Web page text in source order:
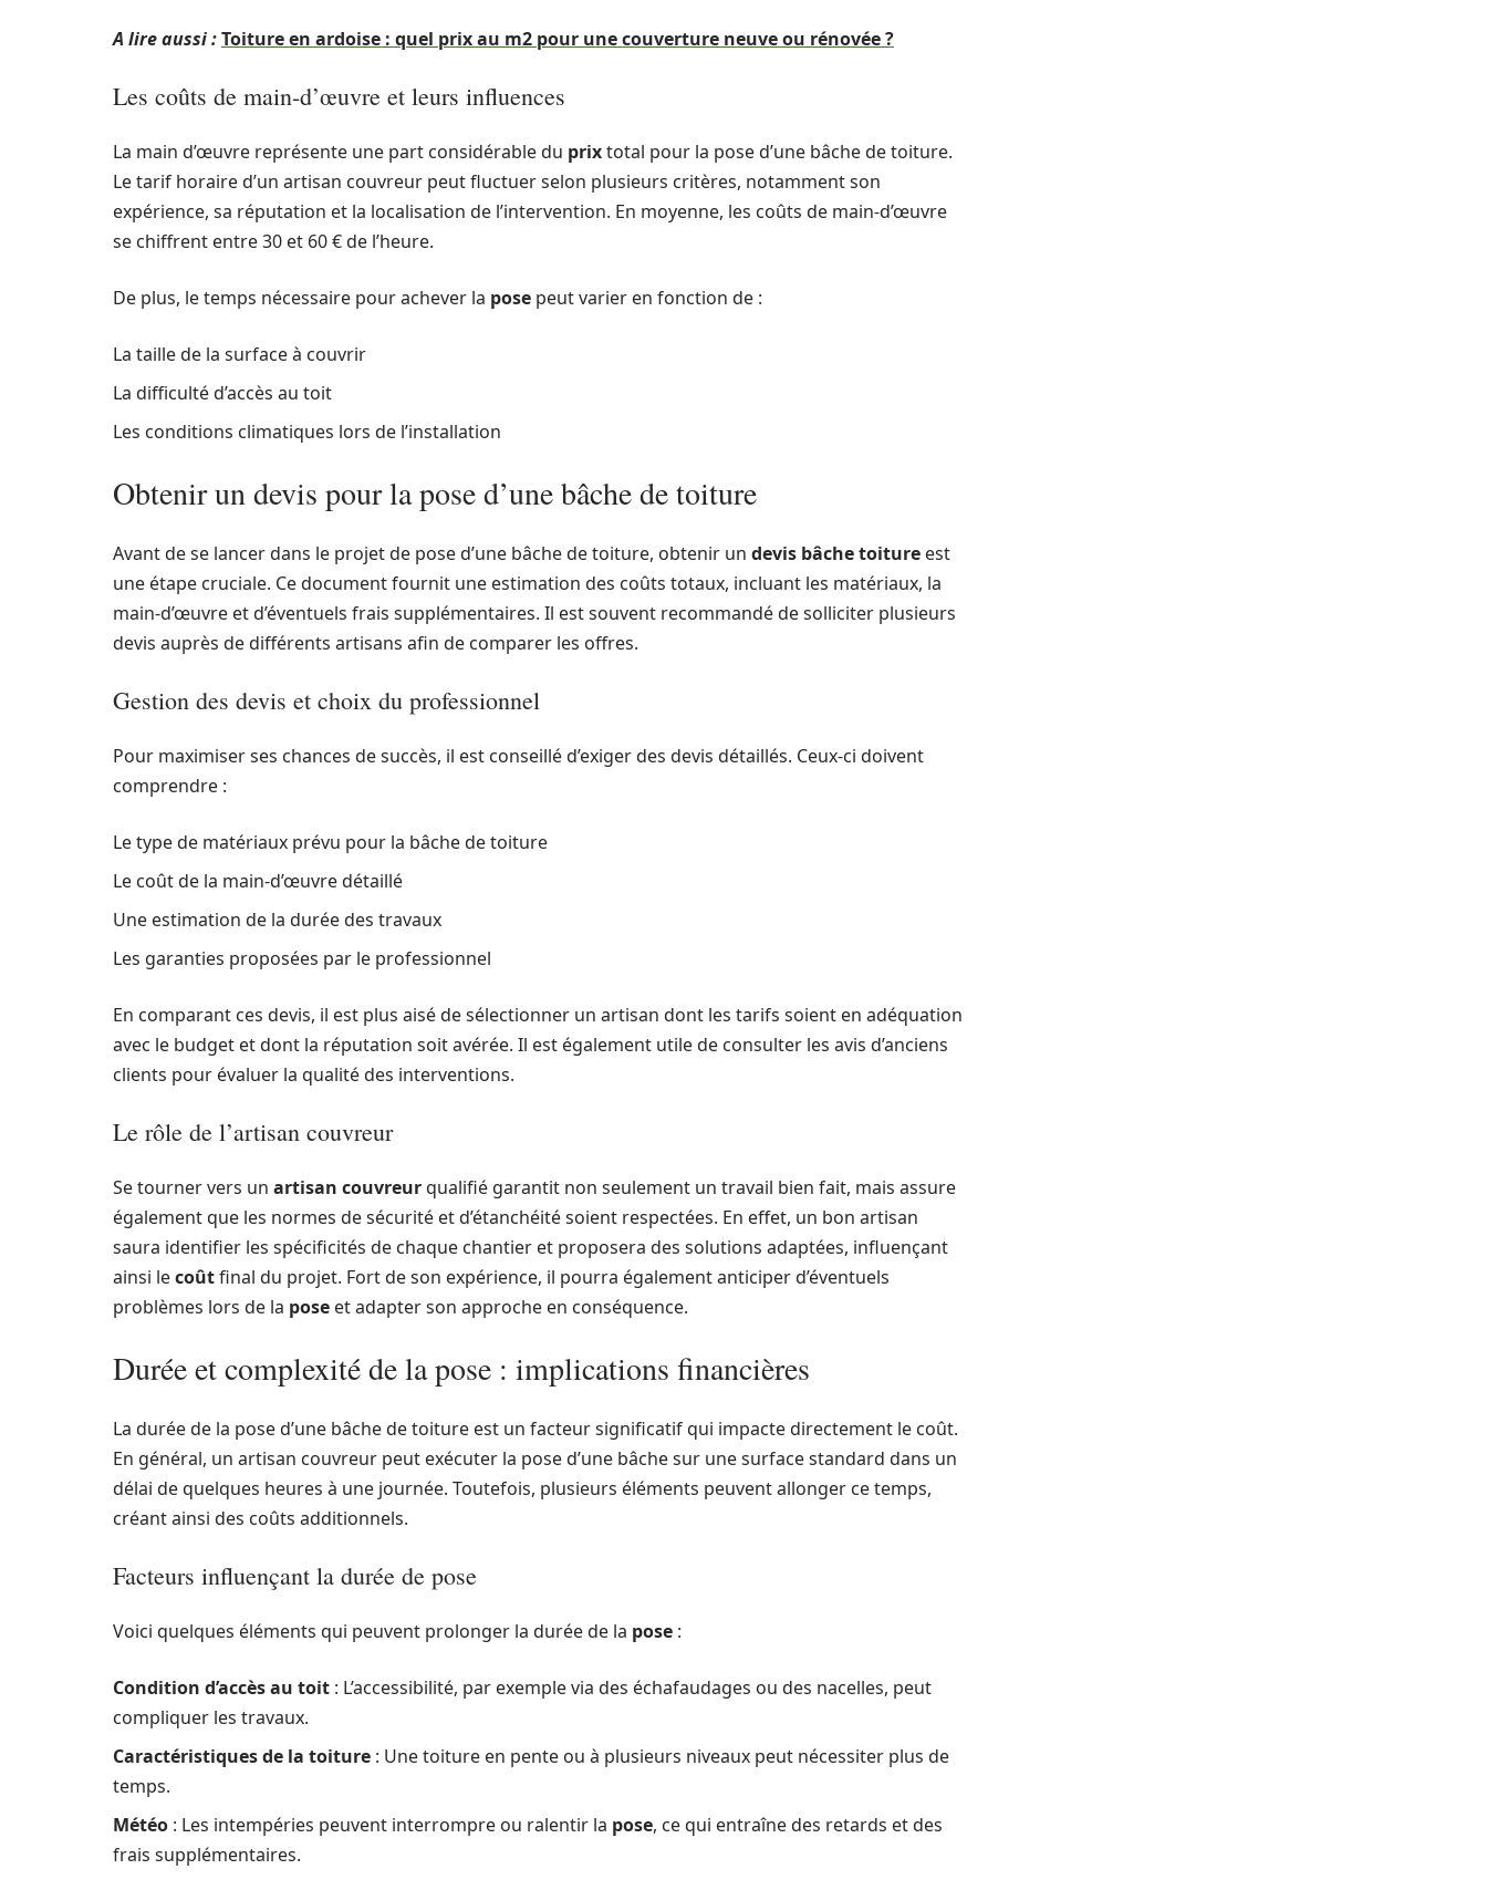
A lire aussi :Toiture en ardoise : quel prix au m2 pour une couverture neuve ou rénovée ?
Les coûts de main-d’œuvre et leurs influences
La main d’œuvre représente une part considérable du prixtotal pour la pose d’une bâche de toiture.
Le tarif horaire d’un artisan couvreur peut fluctuer selon plusieurs critères, notamment son
expérience, sa réputation et la localisation de l’intervention. En moyenne, les coûts de main-d’œuvre
se chiffrent entre 30 et 60 € de l’heure.
De plus, le temps nécessaire pour achever la pose peut varier en fonction de :
La taille de la surface à couvrir
La difficulté d’accès au toit
Les conditions climatiques lors de l’installation
Obtenir un devis pour la pose d’une bâche de toiture
Avant de se lancer dans le projet de pose d’une bâche de toiture, obtenir un devis bâche toiture est
une étape cruciale. Ce document fournit une estimation des coûts totaux, incluant les matériaux, la
main-d’œuvre et d’éventuels frais supplémentaires. Il est souvent recommandé de solliciter plusieurs
devis auprès de différents artisans afin de comparer les offres.
Gestion des devis et choix du professionnel
Pour maximiser ses chances de succès, il est conseillé d’exiger des devis détaillés. Ceux-ci doivent
comprendre :
Le type de matériaux prévu pour la bâche de toiture
Le coût de la main-d’œuvre détaillé
Une estimation de la durée des travaux
Les garanties proposées par le professionnel
En comparant ces devis, il est plus aisé de sélectionner un artisan dont les tarifs soient en adéquation
avec le budget et dont la réputation soit avérée. Il est également utile de consulter les avis d’anciens
clients pour évaluer la qualité des interventions.
Le rôle de l’artisan couvreur
Se tourner vers un artisan couvreurqualifié garantit non seulement un travail bien fait, mais assure
également que les normes de sécurité et d’étanchéité soient respectées. En effet, un bon artisan
saura identifier les spécificités de chaque chantier et proposera des solutions adaptées, influençant
ainsi lecoûtfinal du projet. Fort de son expérience, il pourra également anticiper d’éventuels
problèmes lors de la pose et adapter son approche en conséquence.
Durée et complexité de la pose : implications financières
La durée de la pose d’une bâche de toiture est un facteur significatif qui impacte directement le coût.
En général, un artisan couvreur peut exécuter la pose d’une bâche sur une surface standard dans un
délai de quelques heures à une journée. Toutefois, plusieurs éléments peuvent allonger ce temps,
créant ainsi des coûts additionnels.
Facteurs influençant la durée de pose
Voici quelques éléments qui peuvent prolonger la durée de la pose :
Condition d’accès au toit : L’accessibilité, par exemple via des échafaudages ou des nacelles, peut
compliquer les travaux.
Caractéristiques de la toiture : Une toiture en pente ou à plusieurs niveaux peut nécessiter plus de
temps.
Météo : Les intempéries peuvent interrompre ou ralentir la pose, ce qui entraîne des retards et des
frais supplémentaires.